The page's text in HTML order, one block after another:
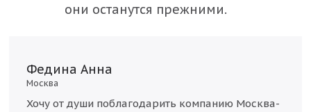
Самарская область
Санкт-Петербург и Ленинградская область
они останутся прежними.
Федина Анна
Москва
Хочу от души поблагодарить компанию Москва-